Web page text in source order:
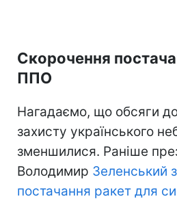
Скорочення
ППО
Нагадаємо, що обсяги
захисту українського
зменшилися. Раніше
Володимир Зеленський
постачання ракет для